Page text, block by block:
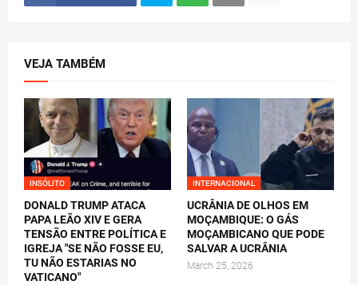
VEJA TAMBÉM
INSÓLITO
DONALD TRUMP ATACA
PAPA LEÃO XIV E GERA
TENSÃO ENTRE POLÍTICA E
IGREJA "SE NÃO FOSSE EU,
TU NÃO ESTARIAS NO
VATICANO"
INTERNACIONAL
UCRÂNIA DE OLHOS EM
MOÇAMBIQUE: O GÁS
MOÇAMBICANO QUE PODE
SALVAR A UCRÂNIA
March 25, 2026